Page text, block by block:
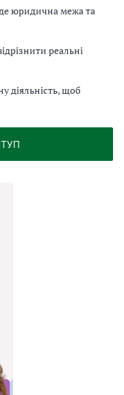
юридична межа та
реальні
діяльність, щоб